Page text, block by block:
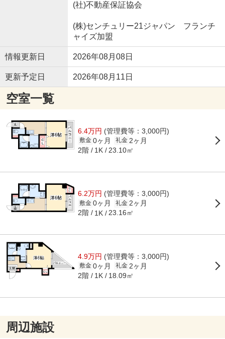
(社)不動産保証協会
(株)センチュリー21ジャパン フランチ
ャイズ加盟
情報更新日 2026年08月08日
更新予定日 2026年08月11日
空室一覧
6.4万円 (管理費等：3,000円)
敷金 0ヶ月 礼金 2ヶ月
2階 1K 23.10㎡
6.2万円 (管理費等：3,000円)
敷金 0ヶ月 礼金 2ヶ月
2階 1K 23.16㎡
4.9万円 (管理費等：3,000円)
敷金 0ヶ月 礼金 2ヶ月
2階 1K 18.09㎡
周辺施設